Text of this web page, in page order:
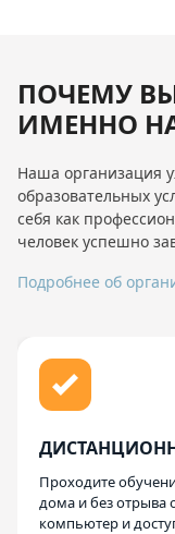
ПОЧЕМУ
ИМЕННО
Наша организация
образовательных
себя как
человек успешно
Подробнее об
Проходите
дома и без отрыва
компьютер и